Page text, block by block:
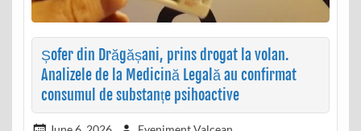
Șofer din Drăgășani, prins drogat la volan.
Analizele de la Medicină Legală au confirmat
consumul de substanțe psihoactive